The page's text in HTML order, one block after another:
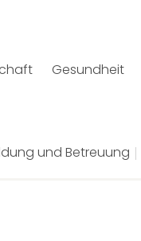
Gesundheit
und Betreuung